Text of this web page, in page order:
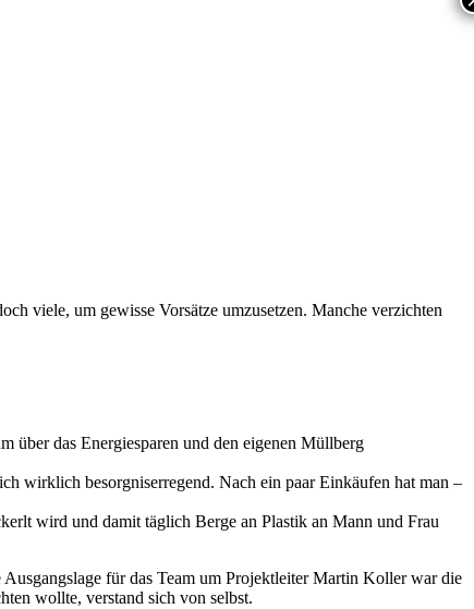
viele, um gewisse Vorsätze umzusetzen. Manche verzichten
über das Energiesparen und den eigenen Müllberg
wirklich besorgniserregend. Nach ein paar Einkäufen hat man –
wird und damit täglich Berge an Plastik an Mann und Frau
für das Team um Projektleiter Martin Koller war die
wollte, verstand sich von selbst.